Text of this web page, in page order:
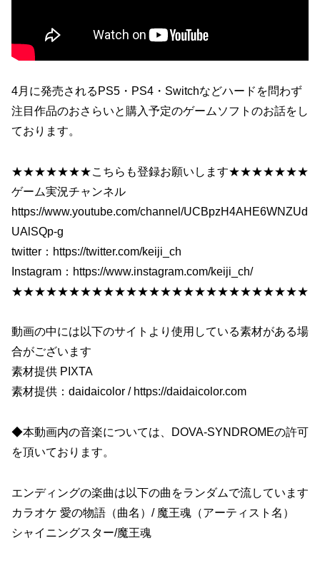
4月に発売されるPS5・PS4・Switchなどハードを問わず
注目作品のおさらいと購入予定のゲームソフトのお話をし
ております。
★★★★★★★こちらも登録お願いします★★★★★★★
ゲーム実況チャンネル
https://www.youtube.com/channel/UCBpzH4AHE6WNZUd
UAlSQp-g
twitter：https://twitter.com/keiji_ch
Instagram：https://www.instagram.com/keiji_ch/
★★★★★★★★★★★★★★★★★★★★★★★★★★
動画の中には以下のサイトより使用している素材がある場
合がございます
素材提供 PIXTA
素材提供：daidaicolor / https://daidaicolor.com
◆本動画内の音楽については、DOVA-SYNDROMEの許可
を頂いております。
エンディングの楽曲は以下の曲をランダムで流しています
カラオケ 愛の物語（曲名）/ 魔王魂（アーティスト名）
シャイニングスター/魔王魂